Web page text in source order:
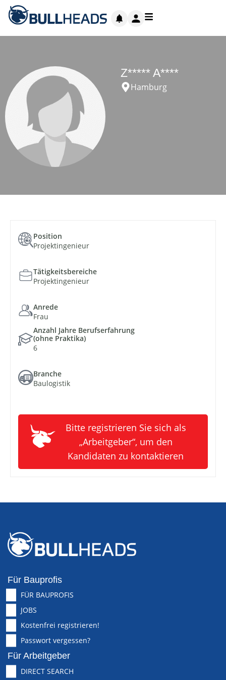
Z***** A****
Hamburg
Position
Projektingenieur
Tätigkeitsbereiche
Projektingenieur
Anrede
Frau
Anzahl Jahre Berufserfahrung
(ohne Praktika)
6
Branche
Baulogistik
Bitte registrieren Sie sich als
„Arbeitgeber“, um den
Kandidaten zu kontaktieren
Für Bauprofis
FÜR BAUPROFIS
JOBS
Kostenfrei registrieren!
Passwort vergessen?
Für Arbeitgeber
DIRECT SEARCH